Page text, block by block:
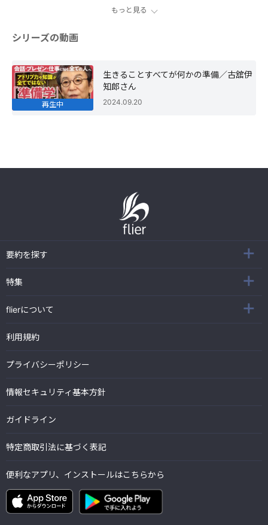
もっと見る
シリーズの動画
再生中
生きることすべてが何かの準備／古舘伊
知郎さん
2024.09.20
要約を探す
特集
flierについて
利用規約
プライバシーポリシー
情報セキュリティ基本方針
ガイドライン
特定商取引法に基づく表記
便利なアプリ、インストールはこちらから